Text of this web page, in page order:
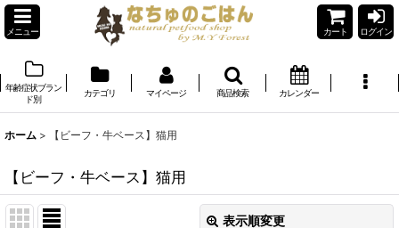
メニュー カート ログイン
年齢症状ブラン
ド別
カテゴリ マイページ 商品検索 カレンダー
ホーム > 【ビーフ・牛ベース】猫用
【ビーフ・牛ベース】猫用
表示順変更